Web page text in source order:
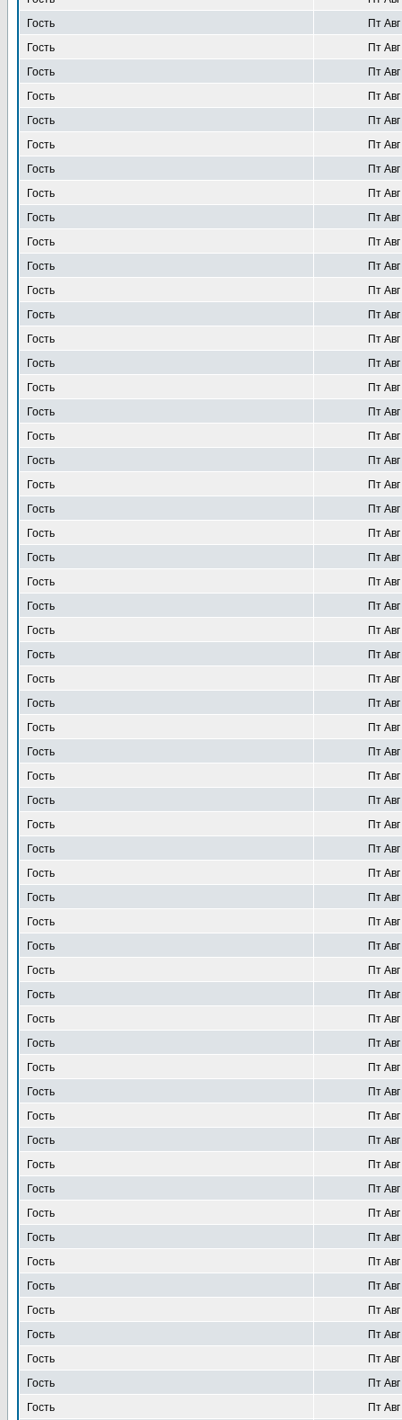
Гость
Пт
Гость
Пт
Гость
Пт
Гость
Пт
Гость
Пт
Гость
Пт
Гость
Пт
Гость
Пт
Гость
Пт
Гость
Пт
Гость
Пт
Гость
Пт
Гость
Пт
Гость
Пт
Гость
Пт
Гость
Пт
Гость
Пт
Гость
Пт
Гость
Пт
Гость
Пт
Гость
Пт
Гость
Пт
Гость
Пт
Гость
Пт
Гость
Пт
Гость
Пт
Гость
Пт
Гость
Пт
Гость
Пт
Гость
Пт
Гость
Пт
Гость
Пт
Гость
Пт
Гость
Пт
Гость
Пт
Гость
Пт
Гость
Пт
Гость
Пт
Гость
Пт
Гость
Пт
Гость
Пт
Гость
Пт
Гость
Пт
Гость
Пт
Гость
Пт
Гость
Пт
Гость
Пт
Гость
Пт
Гость
Пт
Гость
Пт
Гость
Пт
Гость
Пт
Гость
Пт
Гость
Пт
Гость
Пт
Гость
Пт
Гость
Пт
Гость
Пт